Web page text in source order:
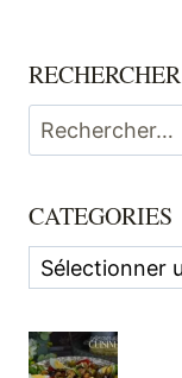
RECHERCHER
Rechercher :
CATEGORIES
Categories